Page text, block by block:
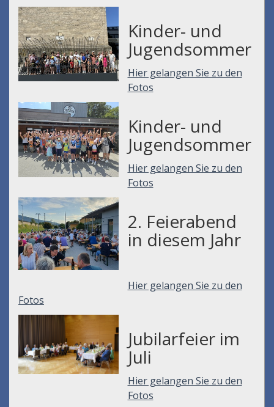
Kinder- und
Jugendsommer
Hier gelangen Sie zu den
Fotos
Kinder- und
Jugendsommer
Hier gelangen Sie zu den
Fotos
2. Feierabend
in diesem Jahr
Hier gelangen Sie zu den
Fotos
Jubilarfeier im
Juli
Hier gelangen Sie zu den
Fotos